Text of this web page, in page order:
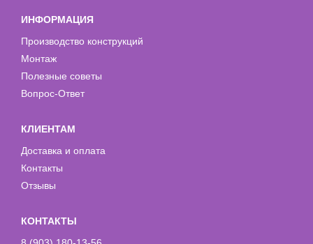
ИНФОРМАЦИЯ
Производство конструкций
Монтаж
Полезные советы
Вопрос-Ответ
КЛИЕНТАМ
Доставка и оплата
Контакты
Отзывы
КОНТАКТЫ